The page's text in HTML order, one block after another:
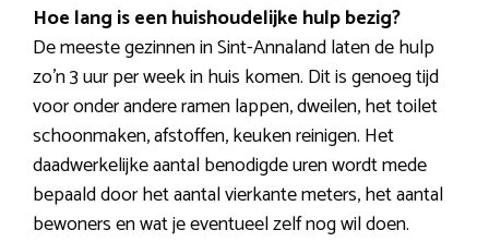
Hoe lang is een huishoudelijke hulp bezig?
De meeste gezinnen in Sint-Annaland laten de hulp
zo’n 3 uur per week in huis komen. Dit is genoeg tijd
voor onder andere ramen lappen, dweilen, het toilet
schoonmaken, afstoffen, keuken reinigen. Het
daadwerkelijke aantal benodigde uren wordt mede
bepaald door het aantal vierkante meters, het aantal
bewoners en wat je eventueel zelf nog wil doen.